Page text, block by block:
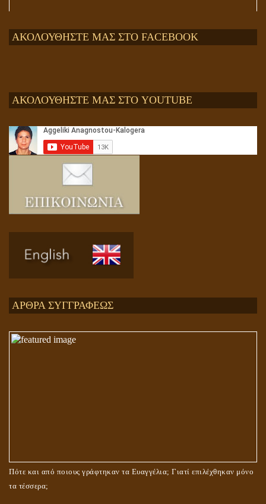
ΑΡΘΡΑ ΣΥΓΓΡΑΦΕΩΣ
Πότε και από ποιους γράφτηκαν τα Ευαγγέλια; Γιατί επιλέχθηκαν μόνο
τα τέσσερα;
Αληθής και επίπλαστη πνευματικότητα
ΤΟ ΣΗΜΕΙΟ ΤΟΥ ΣΤΑΥΡΟΥ
ΑΚΟΛΟΥΘΗΣΤΕ ΜΑΣ ΣΤΟ FACEBOOK
ΑΚΟΛΟΥΘΗΣΤΕ ΜΑΣ ΣΤΟ YOUTUBE